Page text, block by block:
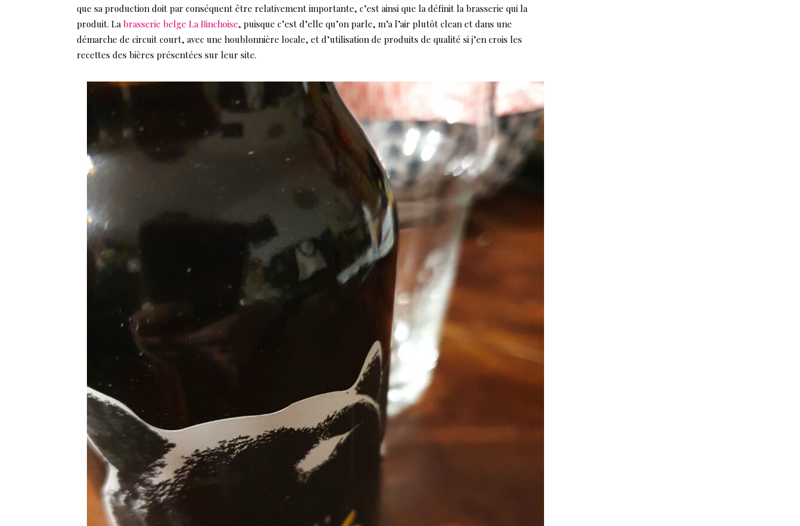
que sa production doit par conséquent être relativement importante, c’est ainsi que la définit la brasserie qui la
produit. Labrasserie belge La Binchoise, puisque c’est d’elle qu’on parle, m’a l’air plutôt clean et dans une
démarche de circuit court, avec une houblonnière locale, et d’utilisation de produits de qualité si j’en crois les
recettes des bières présentées sur leur site.